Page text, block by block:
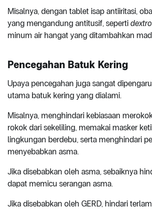
Misalnya, dengan tablet isap antiiritasi,
yang mengandung antitusif, seperti
minum air hangat yang ditambahkan
Pencegahan Batuk Kering
Upaya pencegahan juga sangat
utama batuk kering yang dialami.
Misalnya, menghindari kebiasaan
rokok dari sekeliling, memakai masker
lingkungan berdebu, serta menghindari
menyebabkan asma.
Jika disebabkan oleh asma, sebaiknya
dapat memicu serangan asma.
Jika disebabkan oleh GERD, hindari